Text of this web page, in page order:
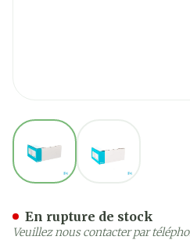
View larger image
En rupture de stock
Veuillez nous contacter par